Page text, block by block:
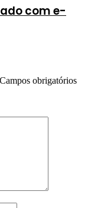
com e-
Campos obrigatórios